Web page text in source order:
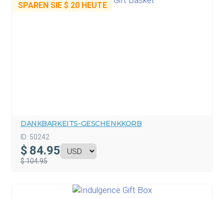
SPAREN SIE $ 20 HEUTE
DANKBARKEITS-GESCHENKKORB
ID: 50242
$ 84.95
$ 104.95